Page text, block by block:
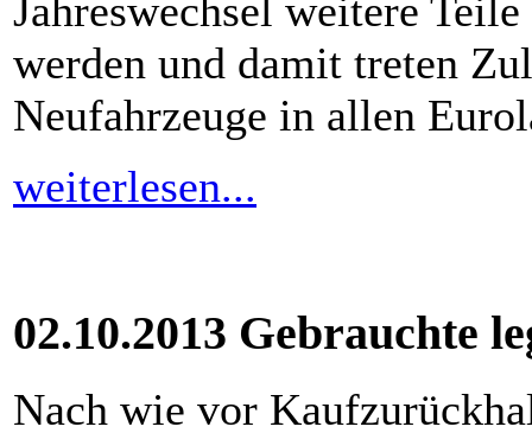
Jahreswechsel weitere
werden und damit treten
Neufahrzeuge in allen
weiterlesen...
02.10.2013 Gebrauchte
Nach wie vor